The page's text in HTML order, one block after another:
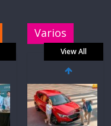
Varios
View All